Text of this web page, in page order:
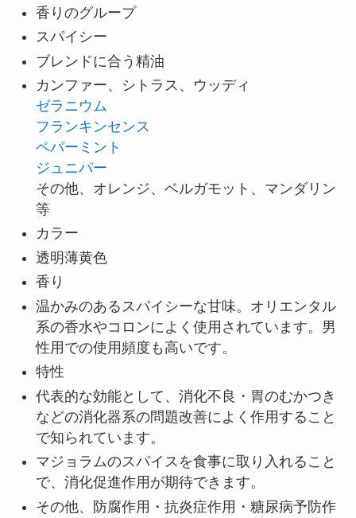
香りのグループ
スパイシー
ブレンドに合う精油
カンファー、シトラス、ウッディ
ゼラニウム
フランキンセンス
ペパーミント
ジュニパー
その他、オレンジ、ベルガモット、マンダリン
等
カラー
透明薄黄色
香り
温かみのあるスパイシーな甘味。オリエンタル
系の香水やコロンによく使用されています。男
性用での使用頻度も高いです。
特性
代表的な効能として、消化不良・胃のむかつき
などの消化器系の問題改善によく作用すること
で知られています。
マジョラムのスパイスを食事に取り入れること
で、消化促進作用が期待できます。
その他、防腐作用・抗炎症作用・糖尿病予防作